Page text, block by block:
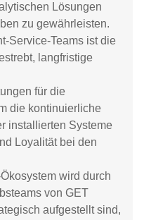
Lösungen
zu gewährleisten.
Service-Teams ist die
langfristige
für die
die kontinuierliche
installierten Systeme
Loyalität bei den
wird durch
von GET
aufgestellt sind,